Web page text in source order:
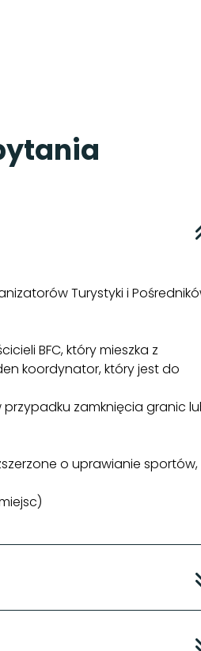
Turystyki i
BFC, który mieszka z
koordynator, który jest do
przypadku zamknięcia granic
o uprawianie sportów,
uczestników oraz wiek